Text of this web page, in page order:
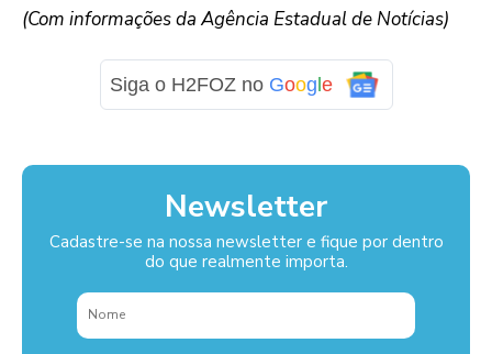
(Com informações da Agência Estadual de Notícias)
Siga o H2FOZ no Goog e
Newsletter
Cadastre-se na nossa newsletter e fique por dentro
do que realmente importa.